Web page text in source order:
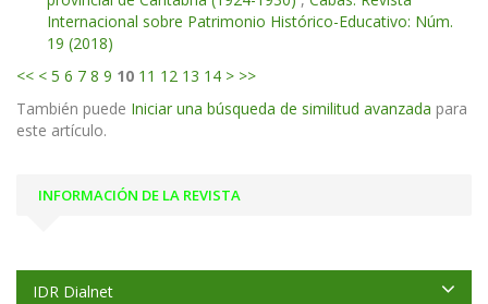
Internacional sobre Patrimonio Histórico-Educativo: Núm.
19 (2018)
<< < 5 6 7 8 9 10 11 12 13 14 > >>
También puede Iniciar una búsqueda de similitud avanzada para
este artículo.
INFORMACIÓN DE LA REVISTA
IDR Dialnet